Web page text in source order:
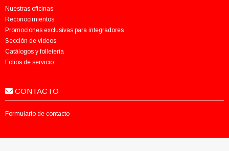
Nuestras oficinas
Reconocimientos
Promociones exclusivas para integradores
Sección de videos
Catálogos y folletería
Folios de servicio
CONTACTO
Formulario de contacto